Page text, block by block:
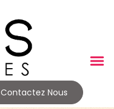
Contactez Nous